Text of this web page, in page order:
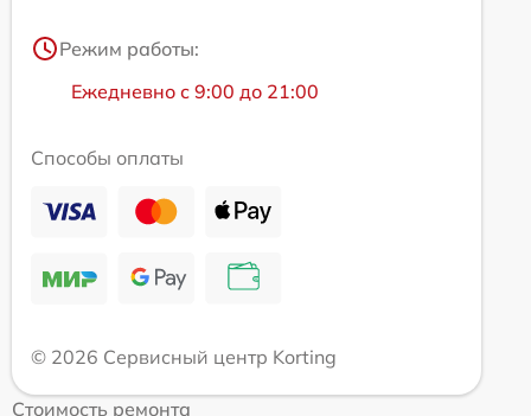
Режим работы:
Ежедневно с 9:00 до 21:00
Способы оплаты
© 2026 Сервисный центр Korting
Стоимость ремонта